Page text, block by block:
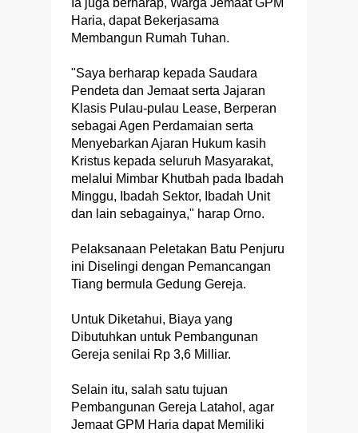
Ia juga berharap, Warga Jemaat GPM
Haria, dapat Bekerjasama
Membangun Rumah Tuhan.
"Saya berharap kepada Saudara
Pendeta dan Jemaat serta Jajaran
Klasis Pulau-pulau Lease, Berperan
sebagai Agen Perdamaian serta
Menyebarkan Ajaran Hukum kasih
Kristus kepada seluruh Masyarakat,
melalui Mimbar Khutbah pada Ibadah
Minggu, Ibadah Sektor, Ibadah Unit
dan lain sebagainya," harap Orno.
Pelaksanaan Peletakan Batu Penjuru
ini Diselingi dengan Pemancangan
Tiang bermula Gedung Gereja.
Untuk Diketahui, Biaya yang
Dibutuhkan untuk Pembangunan
Gereja senilai Rp 3,6 Milliar.
Selain itu, salah satu tujuan
Pembangunan Gereja Latahol, agar
Jemaat GPM Haria dapat Memiliki